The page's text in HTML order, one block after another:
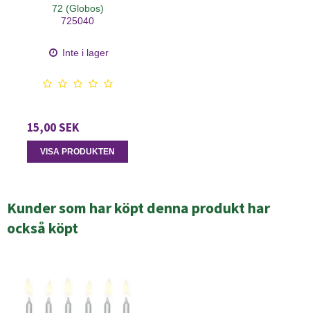
72 (Globos)
725040
Inte i lager
15,00 SEK
VISA PRODUKTEN
Kunder som har köpt denna produkt har
också köpt